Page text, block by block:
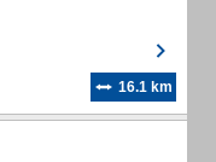
16.1 km